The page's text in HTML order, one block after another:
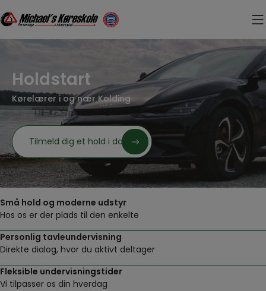
til
indholdet
Holdstart
Kørelærer i og nær Kolding
Tilmeld dig et hold i dag
Små hold og moderne udstyr
Hos os er der plads til den enkelte
Personlig tavleundervisning
Direkte dialog, hvor du aktivt deltager
Fleksible undervisningstider
Vi tilpasser os din hverdag